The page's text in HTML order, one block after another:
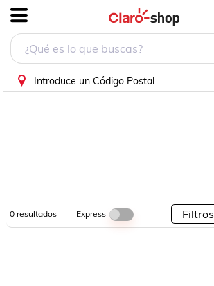
Introduce un Código Postal
0resultados Express Filtros
PorCategorías
PorMarcas
PorDescuento